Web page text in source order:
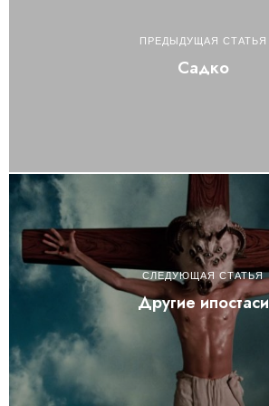
ПРЕДЫДУЩАЯ СТАТЬЯ
Садко
СЛЕДУЮЩАЯ СТАТЬЯ
Другие ипостаси